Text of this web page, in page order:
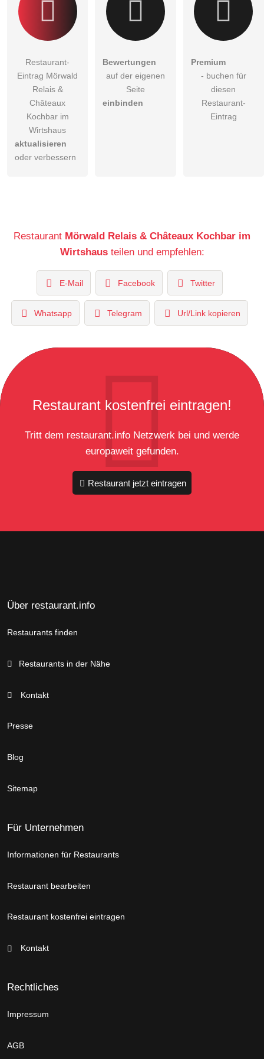
Restaurant-
Eintrag Mörwald
Relais &
Châteaux
Kochbar im
Wirtshaus
aktualisieren
oder verbessern
Bewertungen
auf der eigenen
Seite
einbinden
Premium
- buchen für
diesen
Restaurant-
Eintrag
Restaurant Mörwald Relais & Châteaux Kochbar im
Wirtshausteilen und empfehlen:
E-Mail Facebook Twitter
Whatsapp Telegram Url/Link kopieren
Restaurant kostenfrei eintragen!
Tritt dem restaurant.info Netzwerk bei und werde
europaweit gefunden.
Restaurant jetzt eintragen
Über restaurant.info
Restaurants finden
Restaurants in der Nähe
Kontakt
Presse
Blog
Sitemap
Für Unternehmen
Informationen für Restaurants
Restaurant bearbeiten
Restaurant kostenfrei eintragen
Kontakt
Rechtliches
Impressum
AGB